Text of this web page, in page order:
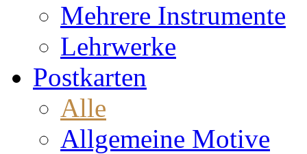
Mehrere Instrumente
Lehrwerke
Postkarten
Alle
Allgemeine Motive